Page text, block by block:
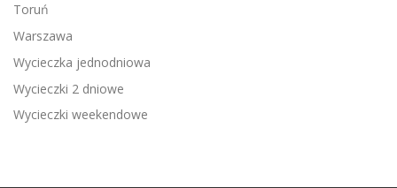
Toruń
Warszawa
Wycieczka jednodniowa
Wycieczki 2 dniowe
Wycieczki weekendowe